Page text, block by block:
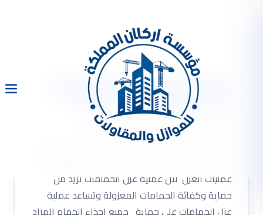
شركة عزل حمامات بالرياض
مع الضمان 0533334179
شركة عزل حمامات بالرياض مع الضمان
0533334179 شركة عزل حمامات : تعتبر عملية عزل
عمليات العزل لاْن عملية عزل الحمامات تزيد من
حماية وكفائة الحمامات المعزولة وتساعد عملية